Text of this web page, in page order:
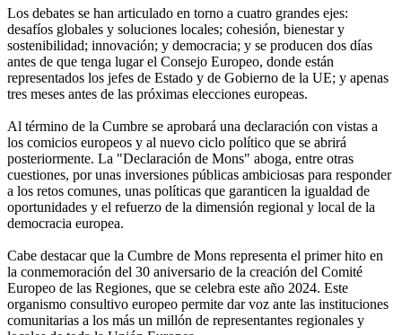
Los debates se han articulado en torno a cuatro grandes ejes:
desafíos globales y soluciones locales; cohesión, bienestar y
sostenibilidad; innovación; y democracia; y se producen dos días
antes de que tenga lugar el Consejo Europeo, donde están
representados los jefes de Estado y de Gobierno de la UE; y apenas
tres meses antes de las próximas elecciones europeas.
Al término de la Cumbre se aprobará una declaración con vistas a
los comicios europeos y al nuevo ciclo político que se abrirá
posteriormente. La "Declaración de Mons" aboga, entre otras
cuestiones, por unas inversiones públicas ambiciosas para responder
a los retos comunes, unas políticas que garanticen la igualdad de
oportunidades y el refuerzo de la dimensión regional y local de la
democracia europea.
Cabe destacar que la Cumbre de Mons representa el primer hito en
la conmemoración del 30 aniversario de la creación del Comité
Europeo de las Regiones, que se celebra este año 2024. Este
organismo consultivo europeo permite dar voz ante las instituciones
comunitarias a los más un millón de representantes regionales y